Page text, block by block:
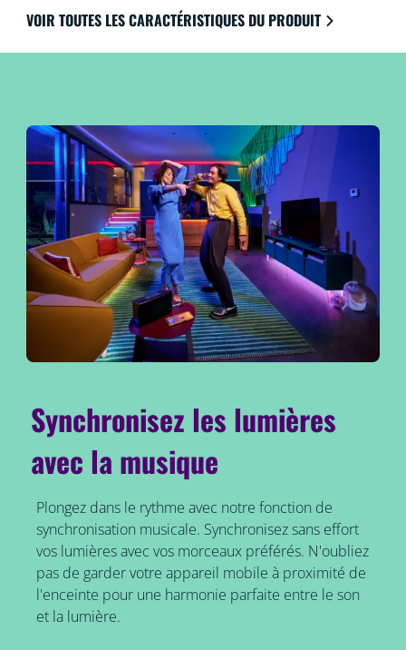
programmation de l’éclairage vous permettent de
contrôler l’ensemble de votre système, même lorsque
vous n’êtes pas chez vous. Compatible avec Google
VOIR TOUTES LES CARACTÉRISTIQUES DU PRODUIT
Synchronisez les lumières
avec la musique
Plongez dans le rythme avec notre fonction de
synchronisation musicale. Synchronisez sans effort
vos lumières avec vos morceaux préférés. N'oubliez
pas de garder votre appareil mobile à proximité de
l'enceinte pour une harmonie parfaite entre le son
et la lumière.